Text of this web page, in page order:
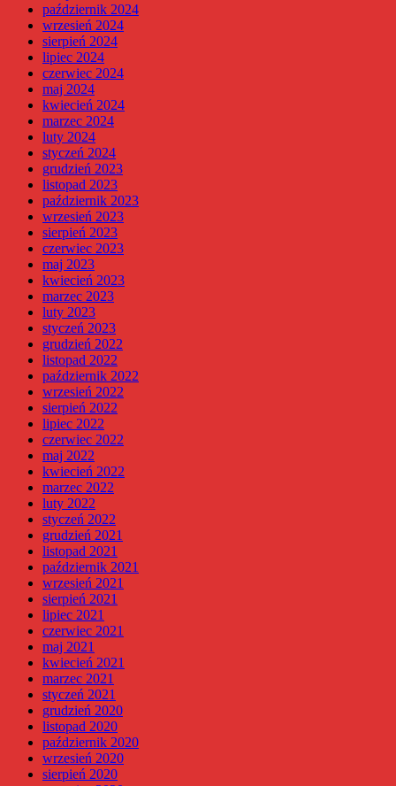
październik 2024
wrzesień 2024
sierpień 2024
lipiec 2024
czerwiec 2024
maj 2024
kwiecień 2024
marzec 2024
luty 2024
styczeń 2024
grudzień 2023
listopad 2023
październik 2023
wrzesień 2023
sierpień 2023
czerwiec 2023
maj 2023
kwiecień 2023
marzec 2023
luty 2023
styczeń 2023
grudzień 2022
listopad 2022
październik 2022
wrzesień 2022
sierpień 2022
lipiec 2022
czerwiec 2022
maj 2022
kwiecień 2022
marzec 2022
luty 2022
styczeń 2022
grudzień 2021
listopad 2021
październik 2021
wrzesień 2021
sierpień 2021
lipiec 2021
czerwiec 2021
maj 2021
kwiecień 2021
marzec 2021
styczeń 2021
grudzień 2020
listopad 2020
październik 2020
wrzesień 2020
sierpień 2020